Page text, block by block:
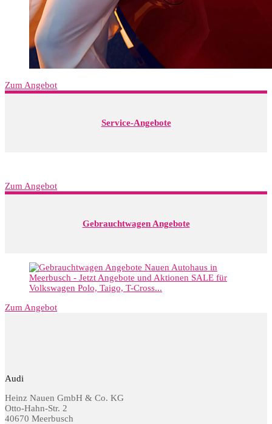
Zum Angebot
Service-Angebote
Zum Angebot
Gebrauchtwagen Angebote
Zum Angebot
Audi
Heinz Nauen GmbH & Co. KG
Otto-Hahn-Str. 2
40670 Meerbusch